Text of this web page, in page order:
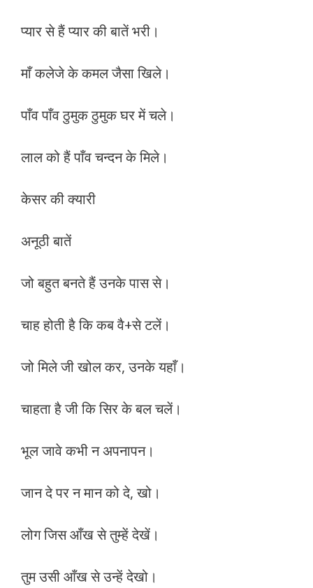
प्यार से हैं प्यार की बातें भरी।
माँ कलेजे के कमल जैसा खिले।
पाँव पाँव ठुमुक ठुमुक घर में चले।
लाल को हैं पाँव चन्दन के मिले।
केसर की क्यारी
अनूठी बातें
जो बहुत बनते हैं उनके पास से।
चाह होती है कि कब वै+से टलें।
जो मिले जी खोल कर, उनके यहाँ।
चाहता है जी कि सिर के बल चलें।
भूल जावे कभी न अपनापन।
जान दे पर न मान को दे, खो।
लोग जिस आँख से तुम्हें देखें।
तुम उसी आँख से उन्हें देखो।